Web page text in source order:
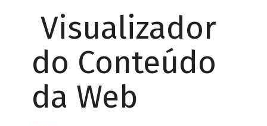
Visualizador
do Conteúdo
da Web